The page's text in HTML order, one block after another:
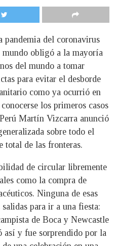
pandemia del coronavirus
mundo obligó a la mayoría
del mundo a tomar
para evitar el desborde
como ya ocurrió en
los primeros casos
Martín Vizcarra anunció
sobre todo el
de las fronteras.
de circular libremente
como la compra de
Ninguna de esas
para ir a una fiesta:
de Boca y Newcastle
así y fue sorprendido por la